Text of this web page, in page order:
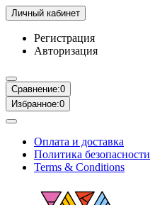
Личный кабинет
Регистрация
Авторизация
Сравнение:0
Избранное:0
Оплата и доставка
Политика безопасности
Terms & Conditions